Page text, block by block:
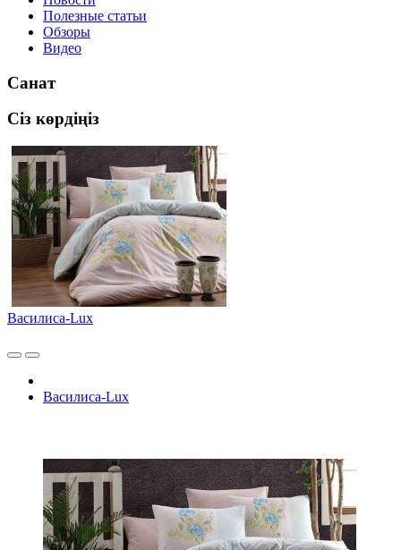
Полезные статьи
Обзоры
Видео
Санат
Сіз көрдіңіз
Василиса-Lux
Василиса-Lux